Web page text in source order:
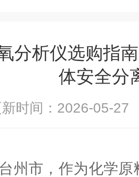
分析仪选购指
体安全分
新时间：2026-05-
州市，作为化学